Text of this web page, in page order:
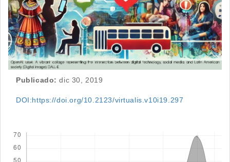
Publicado: dic 30, 2019
DOI:https://doi.org/10.2123/virtualis.v10i19.297